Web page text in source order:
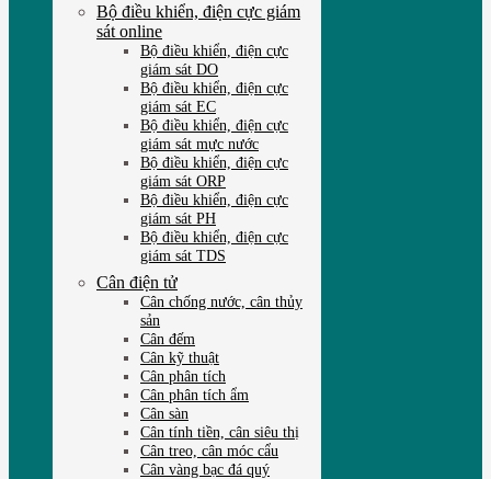
Bộ điều khiển, điện cực giám
sát online
Bộ điều khiển, điện cực
giám sát DO
Bộ điều khiển, điện cực
giám sát EC
Bộ điều khiển, điện cực
giám sát mực nước
Bộ điều khiển, điện cực
giám sát ORP
Bộ điều khiển, điện cực
giám sát PH
Bộ điều khiển, điện cực
giám sát TDS
Cân điện tử
Cân chống nước, cân thủy
sản
Cân đếm
Cân kỹ thuật
Cân phân tích
Cân phân tích ẩm
Cân sàn
Cân tính tiền, cân siêu thị
Cân treo, cân móc cẩu
Cân vàng bạc đá quý